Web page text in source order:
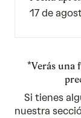
17 de
*Verás una
Si tienes
nuestra